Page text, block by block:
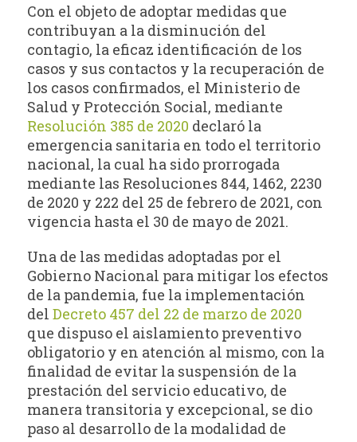
Con el objeto de adoptar medidas que
contribuyan a la disminución del
contagio, la eficaz identificación de los
casos y sus contactos y la recuperación de
los casos confirmados, el Ministerio de
Salud y Protección Social, mediante
Resolución 385 de 2020 declaró la
emergencia sanitaria en todo el territorio
nacional, la cual ha sido prorrogada
mediante las Resoluciones 844, 1462, 2230
de 2020 y 222 del 25 de febrero de 2021, con
vigencia hasta el 30 de mayo de 2021.
Una de las medidas adoptadas por el
Gobierno Nacional para mitigar los efectos
de la pandemia, fue la implementación
delDecreto 457 del 22 de marzo de 2020
que dispuso el aislamiento preventivo
obligatorio y en atención al mismo, con la
finalidad de evitar la suspensión de la
prestación del servicio educativo, de
manera transitoria y excepcional, se dio
paso al desarrollo de la modalidad de